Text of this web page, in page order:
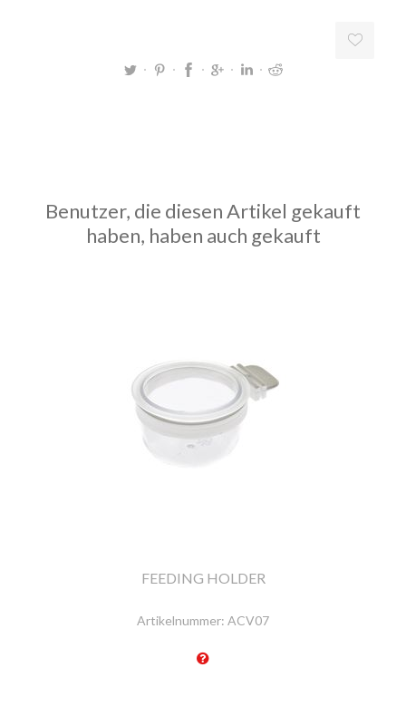
Benutzer, die diesen Artikel gekauft
haben, haben auch gekauft
FEEDING HOLDER
Artikelnummer: ACV07